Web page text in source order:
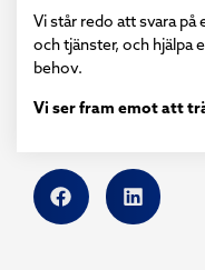
Vi står redo att svara på
och tjänster, och hjälpa
behov.
Vi ser fram emot att